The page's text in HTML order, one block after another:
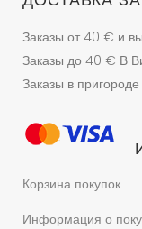
Заказы от 40 € и
Заказы до 40 € В
Заказы в
Корзина покупок
Информация о